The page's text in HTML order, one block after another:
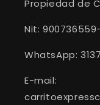
Propiedad de
Nit:
WhatsApp:
E-mail: